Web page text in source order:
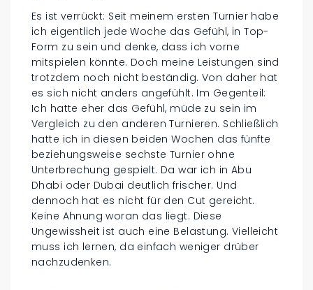
Es ist verrückt: Seit meinem ersten Turnier habe
ich eigentlich jede Woche das Gefühl, in Top-
Form zu sein und denke, dass ich vorne
mitspielen könnte. Doch meine Leistungen sind
trotzdem noch nicht beständig. Von daher hat
es sich nicht anders angefühlt. Im Gegenteil:
Ich hatte eher das Gefühl, müde zu sein im
Vergleich zu den anderen Turnieren. Schließlich
hatte ich in diesen beiden Wochen das fünfte
beziehungsweise sechste Turnier ohne
Unterbrechung gespielt. Da war ich in Abu
Dhabi oder Dubai deutlich frischer. Und
dennoch hat es nicht für den Cut gereicht.
Keine Ahnung woran das liegt. Diese
Ungewissheit ist auch eine Belastung. Vielleicht
muss ich lernen, da einfach weniger drüber
nachzudenken.